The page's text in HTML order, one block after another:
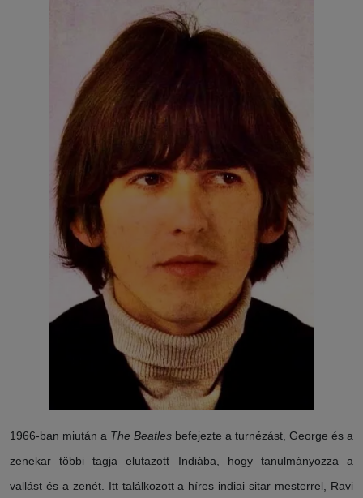
1966-ban miután a The Beatles befejezte a turnézást, George és a
zenekar többi tagja elutazott Indiába, hogy tanulmányozza a
vallást és a zenét. Itt találkozott a híres indiai sitar mesterrel, Ravi